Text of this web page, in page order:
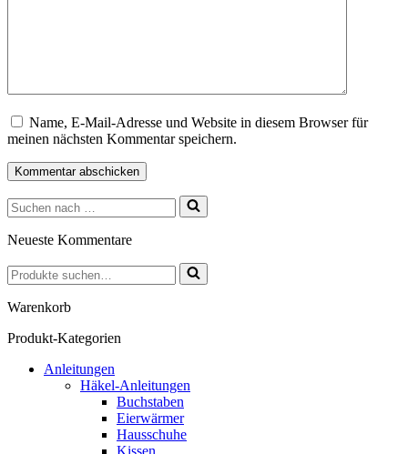
Name, E-Mail-Adresse und Website in diesem Browser für
meinen nächsten Kommentar speichern.
Suchen
nach …
Neueste Kommentare
Suchen
nach …
Warenkorb
Produkt-Kategorien
Anleitungen
Häkel-Anleitungen
Buchstaben
Eierwärmer
Hausschuhe